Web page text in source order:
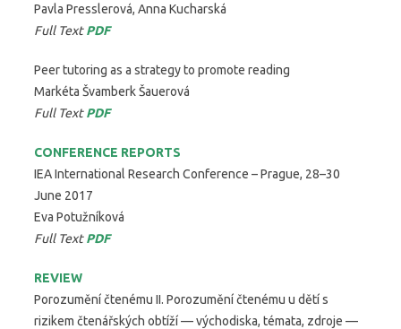
Pavla Presslerová, Anna Kucharská
Full TextPDF
Peer tutoring as a strategy to promote reading
Markéta Švamberk Šauerová
Full TextPDF
CONFERENCE REPORTS
IEA International Research Conference – Prague, 28–30
June 2017
Eva Potužníková
Full TextPDF
REVIEW
Porozumění čtenému II. Porozumění čtenému u dětí s
rizikem čtenářských obtíží — východiska, témata, zdroje —